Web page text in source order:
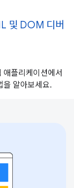
및 DOM 디버
플리케이션에서
알아보세요.